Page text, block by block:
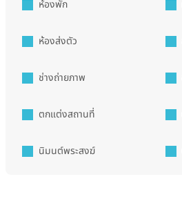
ห้องพัก
ห้องส่งตัว
ช่างถ่ายภาพ
ตกแต่งสถานที่
นิมนต์พระสงฆ์